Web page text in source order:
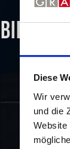
Diese
Wir
und die
Website